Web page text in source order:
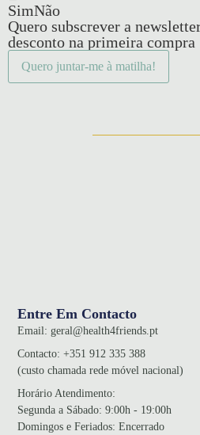
SimNão
Quero subscrever a
desconto na primeira compra
Entre Em Contacto
Email: geral@health4friends.pt
Contacto:+351 912 335 388
(custo chamada rede móvel nacional)
Horário Atendimento:
Segunda a Sábado: 9:00h - 19:00h
Domingos e Feriados: Encerrado